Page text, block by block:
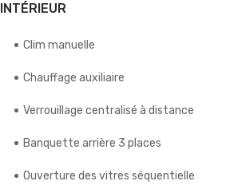
INTÉRIEUR
Clim manuelle
Chauffage auxiliaire
Verrouillage centralisé à distance
Banquette arrière 3 places
Ouverture des vitres séquentielle